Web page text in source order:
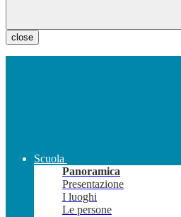
close
Scuola
Panoramica
Presentazione
I luoghi
Le persone